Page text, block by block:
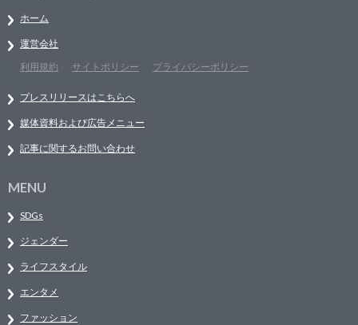
ホーム
運営会社
利用規約
サイトポリシー プライバシーポリシー
プレスリリースはこちらへ
媒体資料および広告メニュー
記事に関するお問い合わせ
MENU
SDGs
ジェンダー
ライフスタイル
エンタメ
ファッション